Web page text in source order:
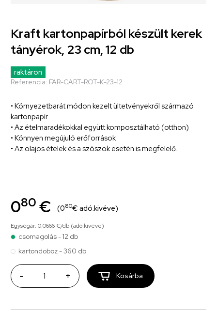
Kraft kartonpapírból készült kerek
tányérok, 23 cm, 12 db
raktáron
Referencia: FAR-CART-ROT-K-23-12
• Környezetbarát módon kezelt ültetvényekről származó
kartonpapír.
• Az ételmaradékokkal együtt komposztálható (otthon)
• Könnyen megújuló erőforrások
• Az olajos ételek és a szószok esetén is megfelelő.
080 € (080€ adó.kivéve)
Egységár: 0.0666 €/db (adó.kivéve)
csomagolás - 12 db
kartondoboz - 360 db
- + Kosárba